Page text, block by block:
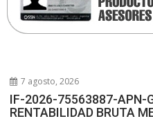
7 agosto, 2026
IF-2026-75563887-APN-
RENTABILIDAD BRUTA